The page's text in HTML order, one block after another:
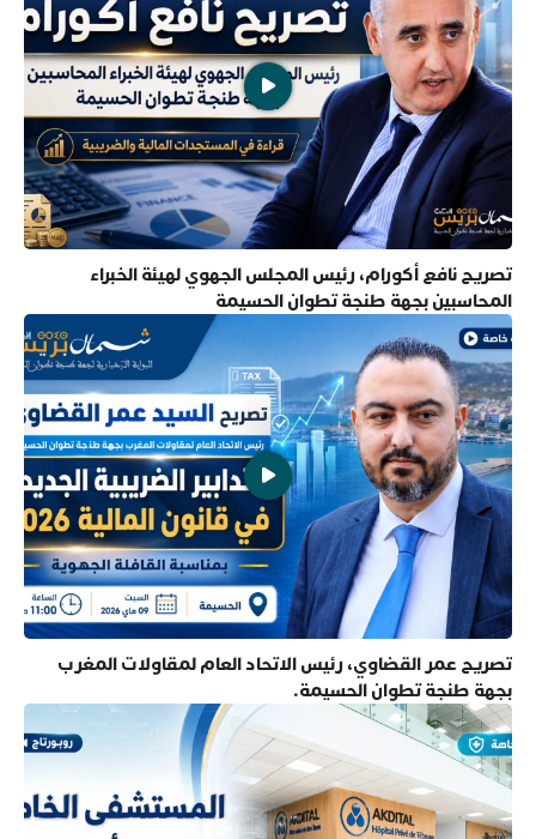
تصريح نافع أكورام، رئيس المجلس الجهوي لهيئة الخبراء
المحاسبين بجهة طنجة تطوان الحسيمة
تصريح عمر القضاوي، رئيس الاتحاد العام لمقاولات المغرب
بجهة طنجة تطوان الحسيمة.